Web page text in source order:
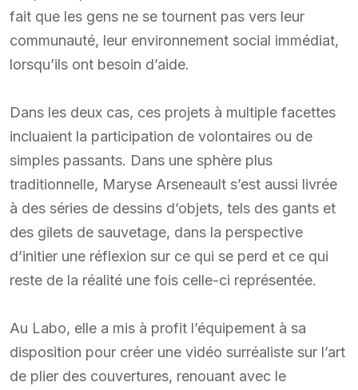
fait que les gens ne se tournent pas vers leur
communauté, leur environnement social immédiat,
lorsqu’ils ont besoin d’aide.
Dans les deux cas, ces projets à multiple facettes
incluaient la participation de volontaires ou de
simples passants. Dans une sphère plus
traditionnelle, Maryse Arseneault s’est aussi livrée
à des séries de dessins d’objets, tels des gants et
des gilets de sauvetage, dans la perspective
d’initier une réflexion sur ce qui se perd et ce qui
reste de la réalité une fois celle-ci représentée.
Au Labo, elle a mis à profit l’équipement à sa
disposition pour créer une vidéo surréaliste sur l’art
de plier des couvertures, renouant avec le